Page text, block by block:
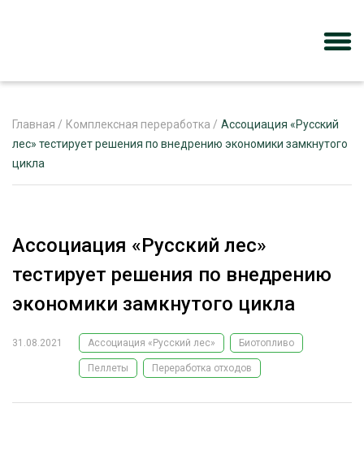
ЖУРНАЛ «ЛЕСНОЙ КОМПЛЕКС»
РЕКЛАМОДАТЕЛЯМ
ЛЕСОЗАГОТОВКА
ЭКСПЕРТНОЕ МНЕНИЕ
Главная / Комплексная переработка / Ассоциация «Русский
лес» тестирует решения по внедрению экономики замкнутого
цикла
Ассоциация «Русский лес»
тестирует решения по внедрению
экономики замкнутого цикла
31.08.2021 Ассоциация «Русский лес» Биотопливо
Пеллеты Переработка отходов